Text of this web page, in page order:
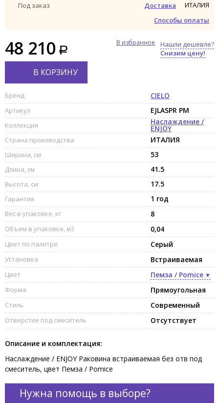
Под заказ
Доставка
Способы оплаты
ИТАЛИЯ
48 210
Нашли дешевле?
Снизим цену!
В избранное
В КОРЗИНУ
Бренд CIELO
Артикул EJLASPR PM
Коллекция Наслаждение /
ENJOY
Страна производства ИТАЛИЯ
Ширина, см 53
Длина, см 41.5
Высота, см 17.5
Гарантия 1 год
Вес в упаковке, кг 8
Объем в упаковке, м3 0,04
Цвет по палитре Серый
Установка Встраиваемая
Цвет Пемза / Pomice
Форма Прямоугольная
Стиль Современный
Отверстие под смеситель Отсутствует
Описание и комплектация:
Наслаждение / ENJOY Раковина встраиваемая без отв под
смеситель, цвет Пемза / Pomice
Нужна помощь в выборе?